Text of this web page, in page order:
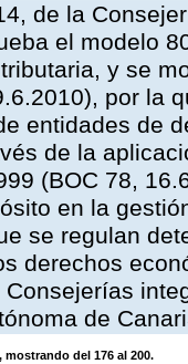
de la
el modelo
y se
por la
entidades de
de la
(BOC 78,
en la
se regulan
derechos
de
del 176 al 200.